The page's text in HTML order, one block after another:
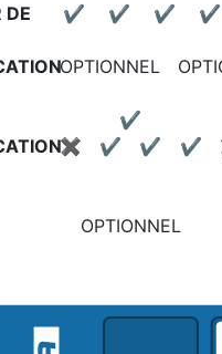
DE
✔ ✔ ✔ ✔
OPTIONNEL
✔
✖ ✔ ✔ ✔
OPTIONNEL